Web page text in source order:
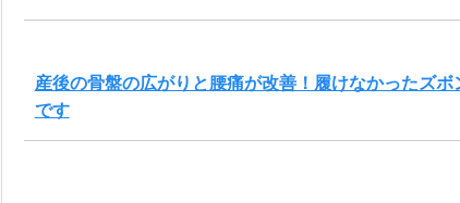
産後の骨盤の広がりと腰痛が改善！履けなかったズボ
です